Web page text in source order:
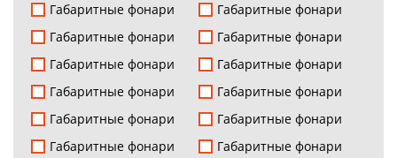
Габаритные фонари
Габаритные фонари
Габаритные фонари
Габаритные фонари
Габаритные фонари
Габаритные фонари
Габаритные фонари
Габаритные фонари
Габаритные фонари
Габаритные фонари
Габаритные фонари
Габаритные фонари